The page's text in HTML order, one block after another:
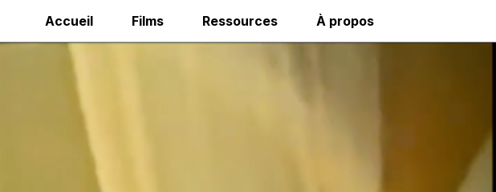
Accueil Films Ressources À propos